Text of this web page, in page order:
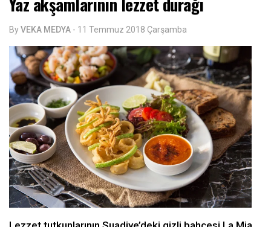
ByVEKA MEDYA - 11 Temmuz 2018 Çarşamba